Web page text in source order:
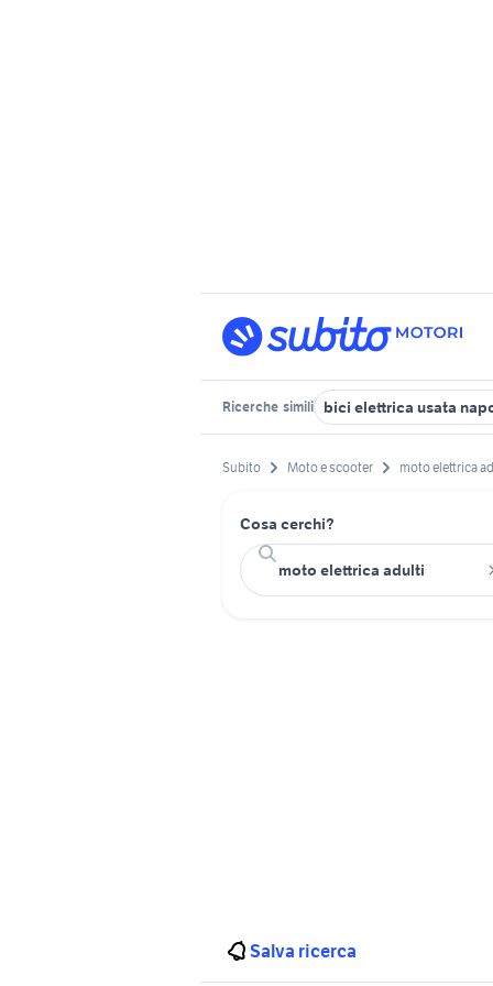
Ricerche simili bici elettrica usata
Subito Moto e scooter moto elettrica
Cosa cerchi?
Salva ricerca